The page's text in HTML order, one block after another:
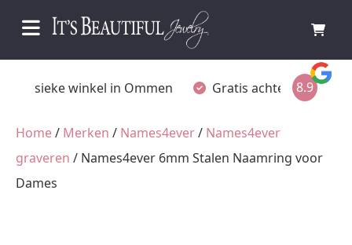
Fysieke winkel in Ommen Gratis achteraf betalen
8.9
Home/ Merken / Names4ever/ Names4ever
graveren / Names4ever 6mm Stalen Naamring voor
Dames